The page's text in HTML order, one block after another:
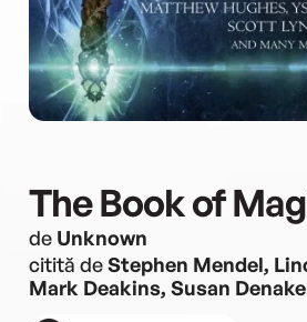
The Book of
de Unknown
citită deStephen Mendel,
Mark Deakins, Susan